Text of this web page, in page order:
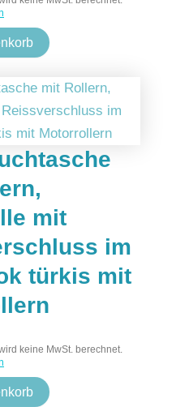
mit
im
türkis mit
keine MwSt. berechnet.